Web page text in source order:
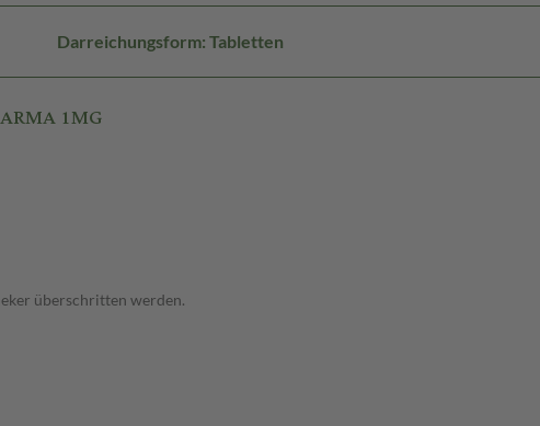
Darreichungsform: Tabletten
1MG
überschritten werden.